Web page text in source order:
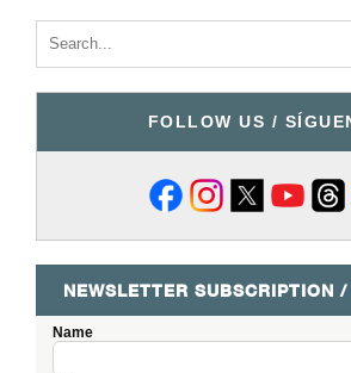
FOLLOW US /
NEWSLETTER SUBSCRIPTION
Name